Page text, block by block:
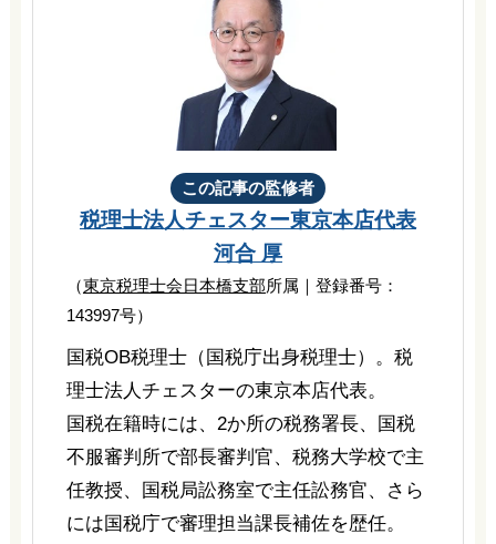
この記事の監修者
税理士法人チェスター東京本店代表
河合 厚
（東京税理士会日本橋支部所属｜登録番号：
143997号）
国税OB税理士（国税庁出身税理士）。税
理士法人チェスターの東京本店代表。
国税在籍時には、2か所の税務署長、国税
不服審判所で部長審判官、税務大学校で主
任教授、国税局訟務室で主任訟務官、さら
には国税庁で審理担当課長補佐を歴任。